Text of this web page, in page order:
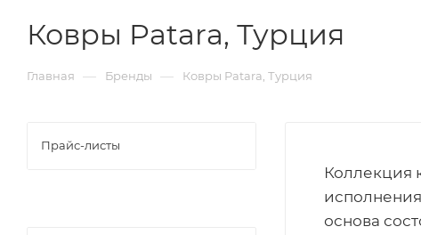
Ковры Patara, Турция
Главная — Бренды — Ковры Patara, Турция
Коллекция
основа
Прайс-листы